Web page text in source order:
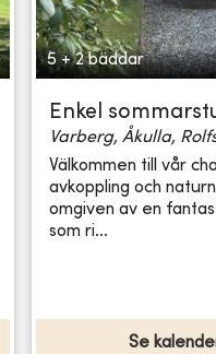
5 + 2 bäddar
Enkel
Varberg, Åkulla,
Välkommen till vår
avkoppling och
omgiven av en
som ri...
Se